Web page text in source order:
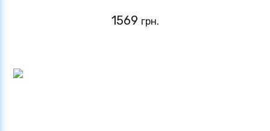
1569 грн.